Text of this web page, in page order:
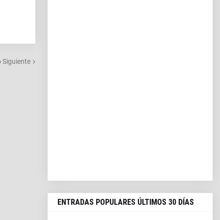
Siguiente
ENTRADAS POPULARES ÚLTIMOS 30 DÍAS